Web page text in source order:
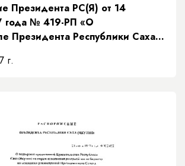
Президента РС(Я) от 14
года № 419-РП «О
Президента Республики Саха
г.